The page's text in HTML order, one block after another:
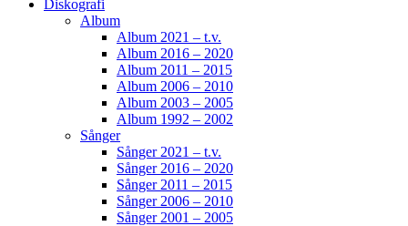
Diskografi
Album
Album 2021 – t.v.
Album 2016 – 2020
Album 2011 – 2015
Album 2006 – 2010
Album 2003 – 2005
Album 1992 – 2002
Sånger
Sånger 2021 – t.v.
Sånger 2016 – 2020
Sånger 2011 – 2015
Sånger 2006 – 2010
Sånger 2001 – 2005